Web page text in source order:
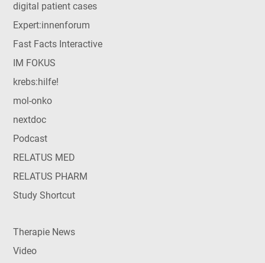
digital patient cases
Expert:innenforum
Fast Facts Interactive
IM FOKUS
krebs:hilfe!
mol-onko
nextdoc
Podcast
RELATUS MED
RELATUS PHARM
Study Shortcut
Therapie News
Video